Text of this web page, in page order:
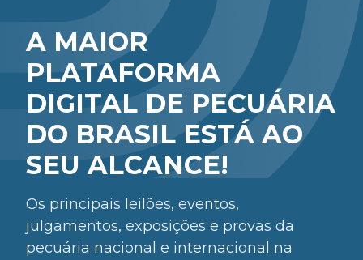
A MAIOR
PLATAFORMA
DIGITAL DE PECUÁRIA
DO BRASIL ESTÁ AO
SEU ALCANCE!
Os principais leilões, eventos,
julgamentos, exposições e provas da
pecuária nacional e internacional na